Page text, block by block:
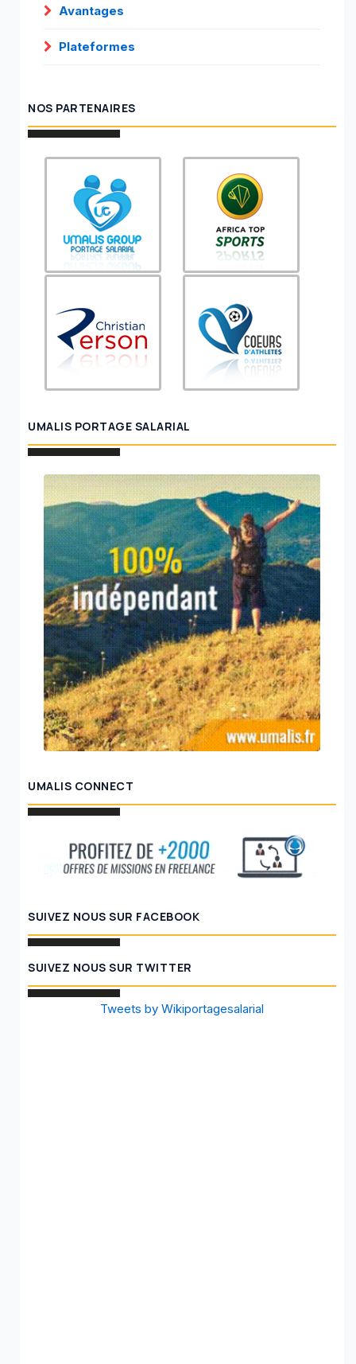
Avantages
Plateformes
NOS PARTENAIRES
UMALIS PORTAGE SALARIAL
UMALIS CONNECT
SUIVEZ NOUS SUR FACEBOOK
SUIVEZ NOUS SUR TWITTER
Tweets by Wikiportagesalarial